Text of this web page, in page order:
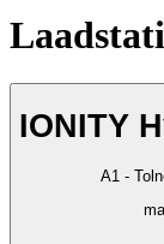
IONITY
A1 -